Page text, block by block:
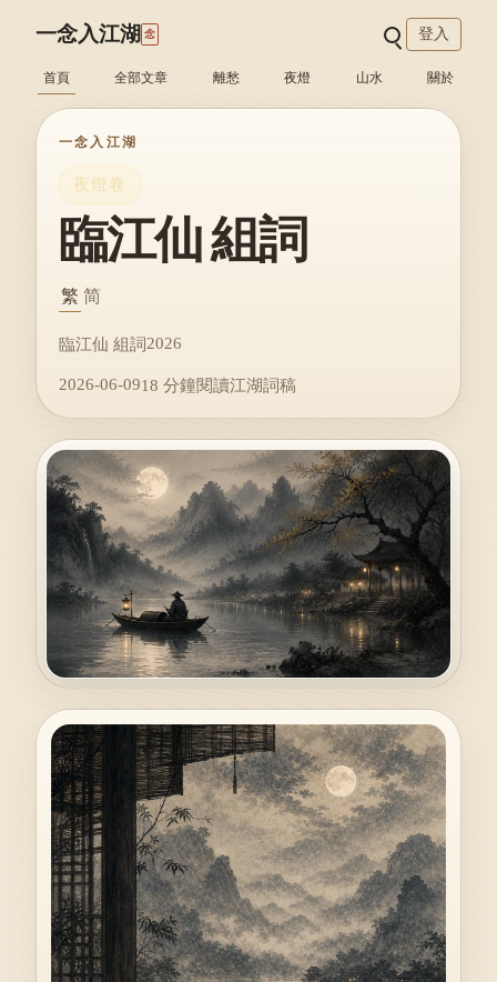
一念入江湖 念
首頁 全部文章 離愁 夜燈 山水 關於
登入
一念入江湖
夜燈卷
臨江仙 組詞
繁 简
臨江仙 組詞2026
2026-06-0918 分鐘閱讀江湖詞稿